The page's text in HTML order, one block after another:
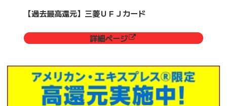
【過去最高還元】三菱ＵＦＪカード
詳細ページ